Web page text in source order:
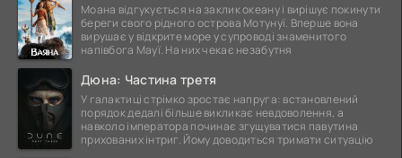
Моана відгукується на заклик океану і вирішує покинути
береги свого рідного острова Мотунуї. Вперше вона
вирушає у відкрите море у супроводі знаменитого
напівбога Мауї. На них чекає незабутня
Дюна: Частина третя
У галактиці стрімко зростає напруга: встановлений
порядок дедалі більше викликає невдоволення, а
навколо імператора починає згущуватися павутина
прихованих інтриг. Йому доводиться тримати ситуацію